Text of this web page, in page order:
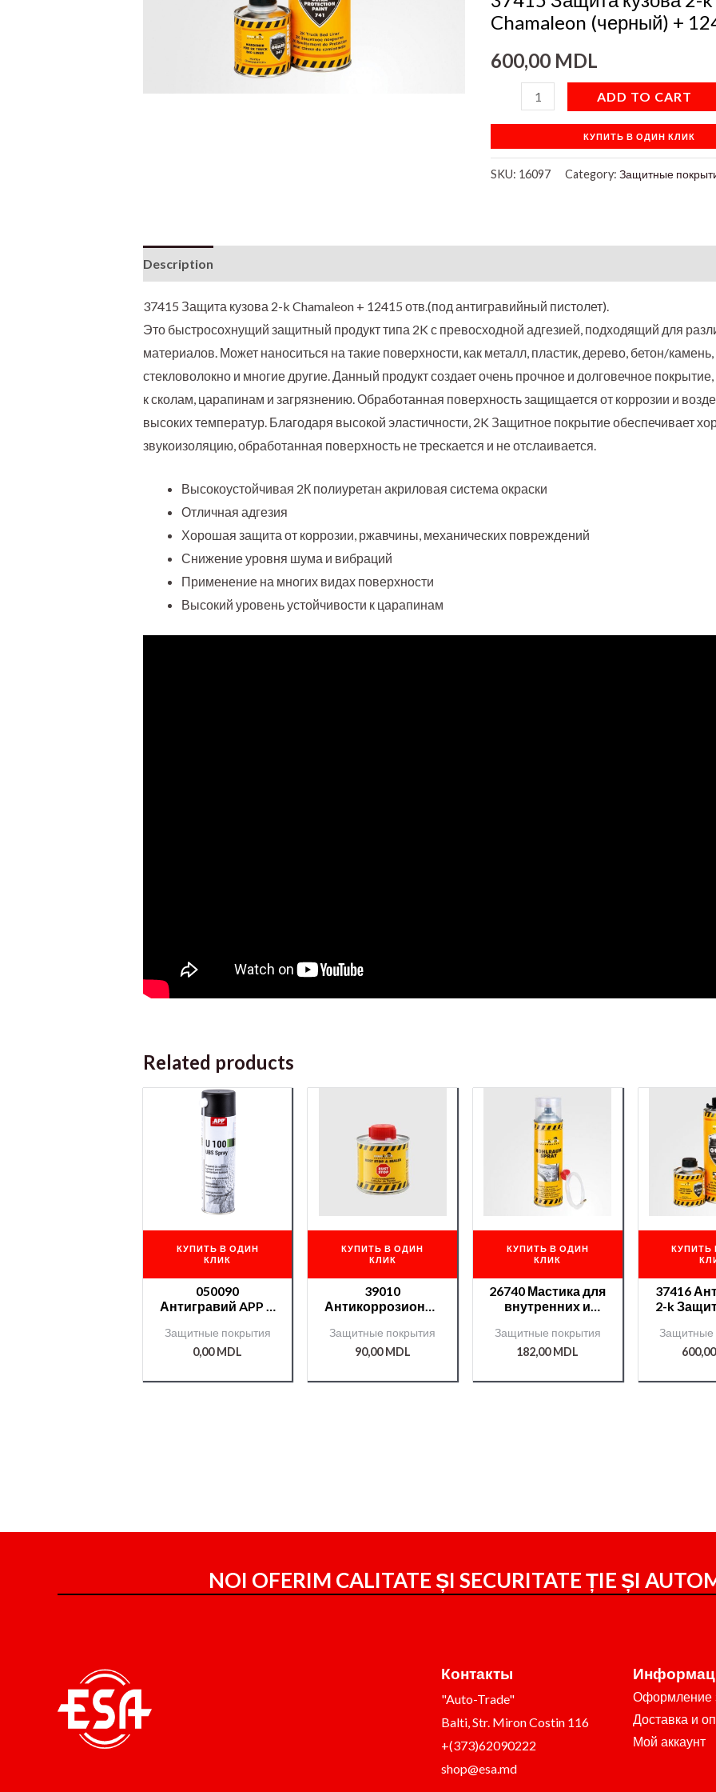
Chamaleon (черный) +
600,00 MDL
(черный)
12415
quantity
ADD TO CART
КУПИТЬ В ОДИН КЛИК
SKU: 16097 Category:Защитные
Description
37415 Защита кузова 2-k Chamaleon + 12415 отв.(под антигравийный пистолет).
Это быстросохнущий защитный продукт типа 2K с превосходной адгезией, подходящий для
материалов. Может наноситься на такие поверхности, как металл, пластик, дерево, бетон/камень,
стекловолокно и многие другие. Данный продукт создает очень прочное и долговечное
к сколам, царапинам и загрязнению. Обработанная поверхность защищается от коррозии и
высоких температур. Благодаря высокой эластичности, 2K Защитное покрытие обеспечивает
звукоизоляцию, обработанная поверхность не трескается и не отслаивается.
Высокоустойчивая 2К полиуретан акриловая система окраски
Отличная адгезия
Хорошая защита от коррозии, ржавчины, механических повреждений
Снижение уровня шума и вибраций
Применение на многих видах поверхности
Высокий уровень устойчивости к царапинам
Related products
КУПИТЬ В ОДИН
КЛИК
050090
Антигравий APP U
(черный)
Защитные покрытия
0,00MDL
КУПИТЬ В ОДИН
КЛИК
39010
Антикоррозионно
Chamaleon 100 мл.
Защитные покрытия
90,00MDL
КУПИТЬ В ОДИН
КЛИК
26740 Мастика для
внутренних и
полостей
Защитные покрытия
182,00MDL
КУПИТЬ
37416
2-k
отв.
Защитные
600,00
NOI OFERIM CALITATE ȘI SECURITATE ȚIE ȘI
Контакты
"Auto-Trade"
Balti, Str. Miron Costin 116
+(373)62090222
shop@esa.md
Оформление
Доставка и
Мой аккаунт